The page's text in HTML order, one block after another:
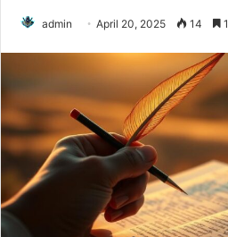
admin April 20, 2025 14